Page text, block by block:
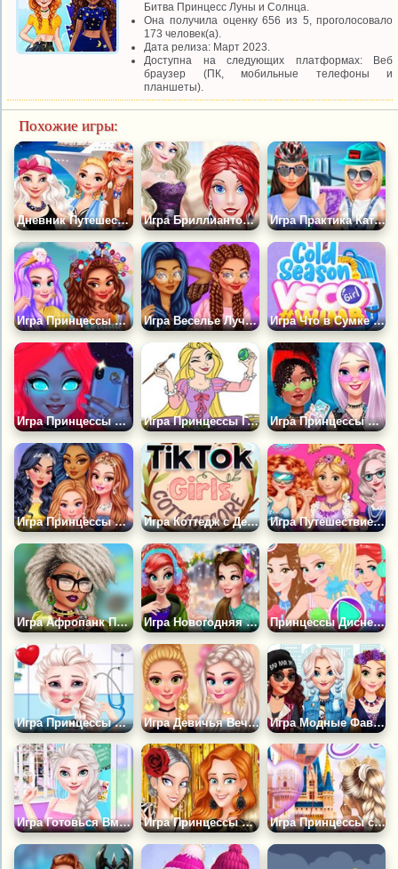
Битва Принцесс Луны и Солнца.
Она получила оценку 656 из 5, проголосовало
173 человек(а).
Дата релиза: Март 2023.
Доступна на следующих платформах: Веб
браузер (ПК, мобильные телефоны и
планшеты).
Похожие игры:
Дневник Путешествий Принцесс: Греция Игра Бриллиантовый Бал для Принцесс Диснея Игра Практика Катания на Коньках
Игра Принцессы и Конфетная Вечеринка Игра Веселье Лучших Подруг Игра Что в Сумке Принцесс?
Игра Принцессы Сияющая Красота Игра Принцессы Готовятся к Пасхе Игра Принцессы Рейв Модный Стиль Одевалка
Игра Принцессы Диснея: Праздничный Вечер Игра Коттедж с Девушками из Тик Тока Игра Путешествие во Времени
Игра Афропанк Принцессы Игра Новогодняя Мода Бель и Ариэль Принцессы Диснея: Фестиваль Красок
Игра Принцессы в Больнице Игра Девичья Вечеринка Принцесс Игра Модные Фавориты Принцесс
Игра Готовься Вместе с Принцессами Игра Принцессы на Открытии Вечеринки Gucci Игра Принцессы со Всех Стран